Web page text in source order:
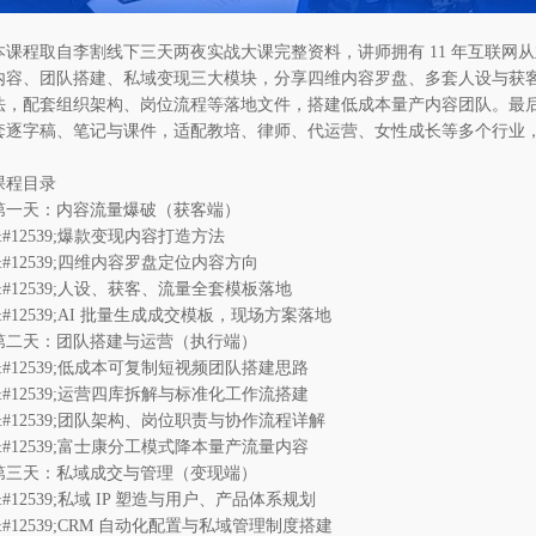
课程取自李割线下三天两夜实战大课完整资料，讲师拥有 11 年互联网
容、团队搭建、私域变现三大模块，分享四维内容罗盘、多套人设与
，配套组织架构、岗位流程等落地文件，搭建低成本量产内容团队。
逐字稿、笔记与课件，适配教培、律师、代运营、女性成长等多个行业
程目录
一天：内容流量爆破（获客端）
爆款变现内容打造方法
四维内容罗盘定位内容方向
人设、获客、流量全套模板落地
批量生成成交模板，现场方案落地
二天：团队搭建与运营（执行端）
低成本可复制短视频团队搭建思路
运营四库拆解与标准化工作流搭建
团队架构、岗位职责与协作流程详解
富士康分工模式降本量产流量内容
三天：私域成交与管理（变现端）
私域 IP 塑造与用户、产品体系规划
自动化配置与私域管理制度搭建